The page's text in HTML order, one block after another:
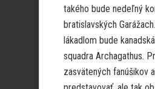
takého bude nedeľný
bratislavských
lákadlom bude
squadra Archagathus.
zasvätených fanúšikov